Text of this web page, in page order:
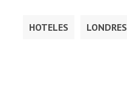
HOTELES LONDRES